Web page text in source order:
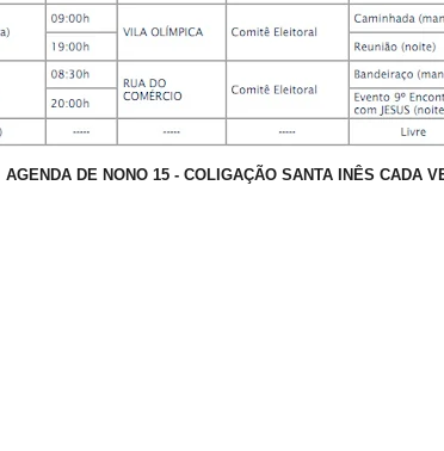
AGENDA DE NONO 15 - COLIGAÇÃO SANTA INÊS CADA